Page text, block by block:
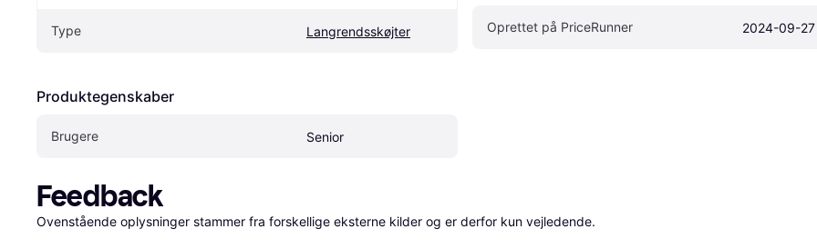
Type Langrendsskøjter
Produktegenskaber
Brugere Senior
Oprettet på PriceRunner 2024-09-27
Feedback
Ovenstående oplysninger stammer fra forskellige eksterne kilder og er derfor kun vejledende.